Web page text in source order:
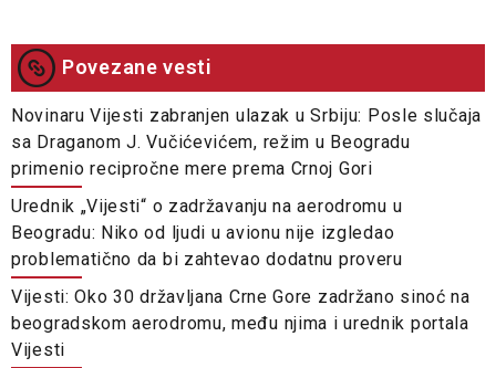
Povezane vesti
Novinaru Vijesti zabranjen ulazak u Srbiju: Posle slučaja
sa Draganom J. Vučićevićem, režim u Beogradu
primenio recipročne mere prema Crnoj Gori
Urednik „Vijesti“ o zadržavanju na aerodromu u
Beogradu: Niko od ljudi u avionu nije izgledao
problematično da bi zahtevao dodatnu proveru
Vijesti: Oko 30 državljana Crne Gore zadržano sinoć na
beogradskom aerodromu, među njima i urednik portala
Vijesti